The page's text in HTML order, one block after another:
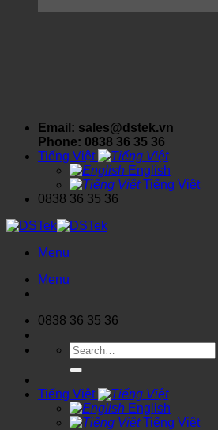
Email: sales@dstek.vn
Phone: 0838 36 35 36
Tiếng Việt
English
Tiếng Việt
0838 36 35 36
Menu
Menu
0838 36 35 36
Search
for:
Tiếng Việt
English
Tiếng Việt